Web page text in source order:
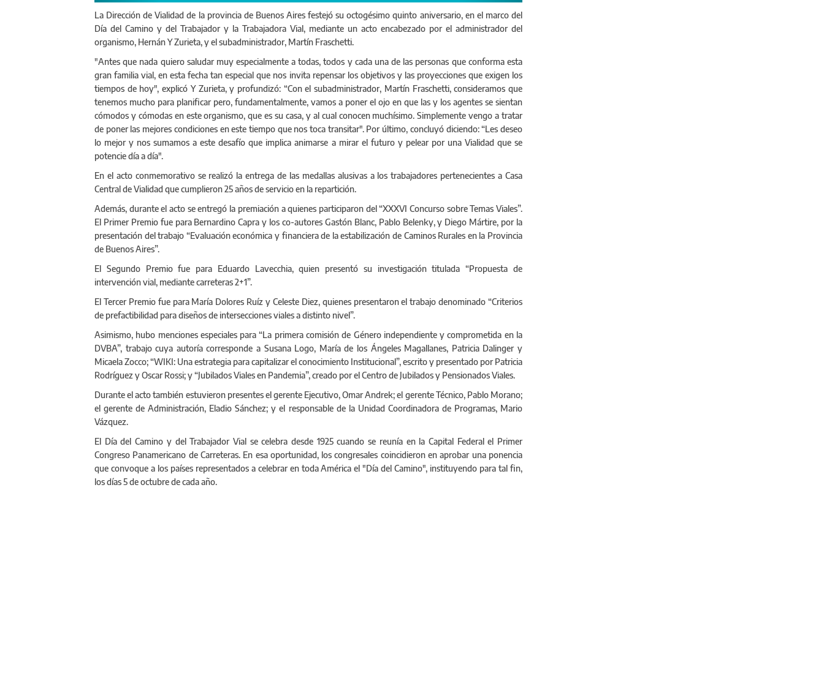
La Dirección de Vialidad de la provincia de Buenos Aires festejó su octogésimo quinto aniversario, en el marco del
Día del Camino y del Trabajador y la Trabajadora Vial, mediante un acto encabezado por el administrador del
organismo, Hernán Y Zurieta, y el subadministrador, Martín Fraschetti.
"Antes que nada quiero saludar muy especialmente a todas, todos y cada una de las personas que conforma esta
gran familia vial, en esta fecha tan especial que nos invita repensar los objetivos y las proyecciones que exigen los
tiempos de hoy", explicó Y Zurieta, y profundizó: “Con el subadministrador, Martín Fraschetti, consideramos que
tenemos mucho para planificar pero, fundamentalmente, vamos a poner el ojo en que las y los agentes se sientan
cómodos y cómodas en este organismo, que es su casa, y al cual conocen muchísimo. Simplemente vengo a tratar
de poner las mejores condiciones en este tiempo que nos toca transitar". Por último, concluyó diciendo: “Les deseo
lo mejor y nos sumamos a este desafío que implica animarse a mirar el futuro y pelear por una Vialidad que se
potencie día a día".
En el acto conmemorativo se realizó la entrega de las medallas alusivas a los trabajadores pertenecientes a Casa
Central de Vialidad que cumplieron 25 años de servicio en la repartición.
Además, durante el acto se entregó la premiación a quienes participaron del “XXXVI Concurso sobre Temas Viales”.
El Primer Premio fue para Bernardino Capra y los co-autores Gastón Blanc, Pablo Belenky, y Diego Mártire, por la
presentación del trabajo “Evaluación económica y financiera de la estabilización de Caminos Rurales en la Provincia
de Buenos Aires”.
El Segundo Premio fue para Eduardo Lavecchia, quien presentó su investigación titulada “Propuesta de
intervención vial, mediante carreteras 2+1”.
El Tercer Premio fue para María Dolores Ruíz y Celeste Diez, quienes presentaron el trabajo denominado “Criterios
de prefactibilidad para diseños de intersecciones viales a distinto nivel”.
Asimismo, hubo menciones especiales para “La primera comisión de Género independiente y comprometida en la
DVBA”, trabajo cuya autoría corresponde a Susana Logo, María de los Ángeles Magallanes, Patricia Dalinger y
Micaela Zocco; “WIKI: Una estrategia para capitalizar el conocimiento Institucional”, escrito y presentado por Patricia
Rodríguez y Oscar Rossi; y “Jubilados Viales en Pandemia”, creado por el Centro de Jubilados y Pensionados Viales.
Durante el acto también estuvieron presentes el gerente Ejecutivo, Omar Andrek; el gerente Técnico, Pablo Morano;
el gerente de Administración, Eladio Sánchez; y el responsable de la Unidad Coordinadora de Programas, Mario
Vázquez.
El Día del Camino y del Trabajador Vial se celebra desde 1925 cuando se reunía en la Capital Federal el Primer
Congreso Panamericano de Carreteras. En esa oportunidad, los congresales coincidieron en aprobar una ponencia
que convoque a los países representados a celebrar en toda América el "Día del Camino", instituyendo para tal fin,
los días 5 de octubre de cada año.